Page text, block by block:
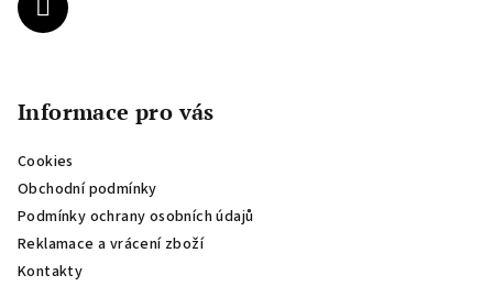
Informace pro vás
Cookies
Obchodní podmínky
Podmínky ochrany osobních údajů
Reklamace a vrácení zboží
Kontakty